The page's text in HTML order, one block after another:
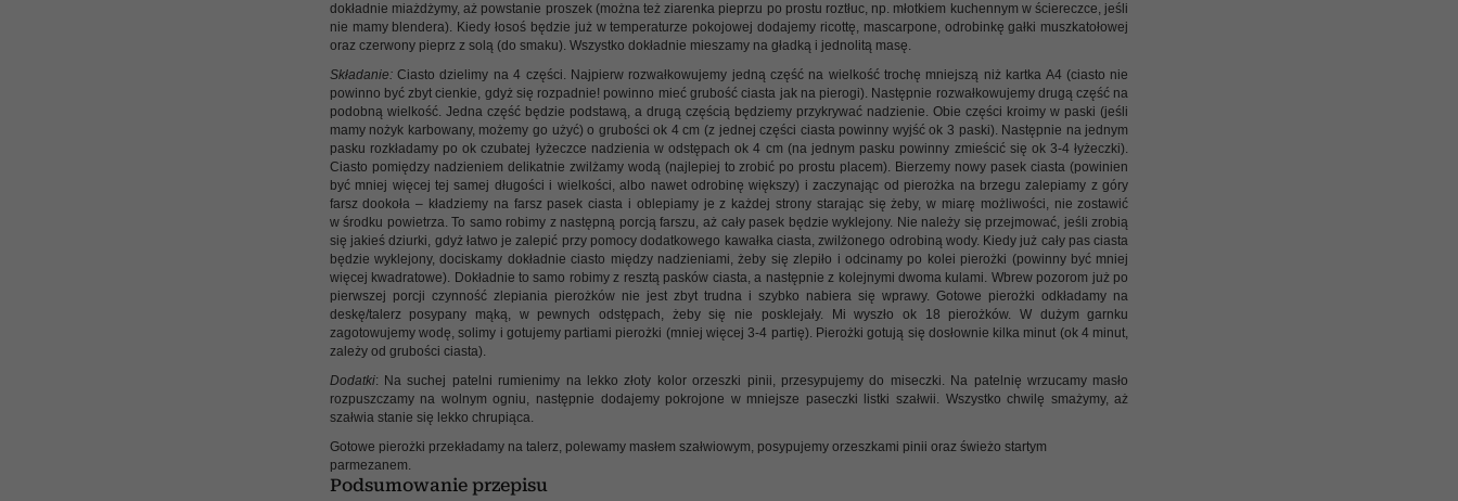
dokładnie miażdżymy, aż powstanie proszek (można też ziarenka pieprzu po prostu roztłuc, np. młotkiem kuchennym w ściereczce, jeśli
nie mamy blendera). Kiedy łosoś będzie już w temperaturze pokojowej dodajemy ricottę, mascarpone, odrobinkę gałki muszkatołowej
oraz czerwony pieprz z solą (do smaku). Wszystko dokładnie mieszamy na gładką i jednolitą masę.
Składanie:Ciasto dzielimy na 4 części. Najpierw rozwałkowujemy jedną część na wielkość trochę mniejszą niż kartka A4 (ciasto nie
powinno być zbyt cienkie, gdyż się rozpadnie! powinno mieć grubość ciasta jak na pierogi). Następnie rozwałkowujemy drugą część na
podobną wielkość. Jedna część będzie podstawą, a drugą częścią będziemy przykrywać nadzienie. Obie części kroimy w paski (jeśli
mamy nożyk karbowany, możemy go użyć) o grubości ok 4 cm (z jednej części ciasta powinny wyjść ok 3 paski). Następnie na jednym
pasku rozkładamy po ok czubatej łyżeczce nadzienia w odstępach ok 4 cm (na jednym pasku powinny zmieścić się ok 3-4 łyżeczki).
Ciasto pomiędzy nadzieniem delikatnie zwilżamy wodą (najlepiej to zrobić po prostu placem). Bierzemy nowy pasek ciasta (powinien
być mniej więcej tej samej długości i wielkości, albo nawet odrobinę większy) i zaczynając od pierożka na brzegu zalepiamy z góry
farsz dookoła – kładziemy na farsz pasek ciasta i oblepiamy je z każdej strony starając się żeby, w miarę możliwości, nie zostawić
w środku powietrza. To samo robimy z następną porcją farszu, aż cały pasek będzie wyklejony. Nie należy się przejmować, jeśli zrobią
się jakieś dziurki, gdyż łatwo je zalepić przy pomocy dodatkowego kawałka ciasta, zwilżonego odrobiną wody. Kiedy już cały pas ciasta
będzie wyklejony, dociskamy dokładnie ciasto między nadzieniami, żeby się zlepiło i odcinamy po kolei pierożki (powinny być mniej
więcej kwadratowe). Dokładnie to samo robimy z resztą pasków ciasta, a następnie z kolejnymi dwoma kulami. Wbrew pozorom już po
pierwszej porcji czynność zlepiania pierożków nie jest zbyt trudna i szybko nabiera się wprawy. Gotowe pierożki odkładamy na
deskę/talerz posypany mąką, w pewnych odstępach, żeby się nie posklejały. Mi wyszło ok 18 pierożków. W dużym garnku
zagotowujemy wodę, solimy i gotujemy partiami pierożki (mniej więcej 3-4 partię). Pierożki gotują się dosłownie kilka minut (ok 4 minut,
zależy od grubości ciasta).
Dodatki: Na suchej patelni rumienimy na lekko złoty kolor orzeszki pinii, przesypujemy do miseczki. Na patelnię wrzucamy masło
rozpuszczamy na wolnym ogniu, następnie dodajemy pokrojone w mniejsze paseczki listki szałwii. Wszystko chwilę smażymy, aż
szałwia stanie się lekko chrupiąca.
Gotowe pierożki przekładamy na talerz, polewamy masłem szałwiowym, posypujemy orzeszkami pinii oraz świeżo startym
parmezanem.
Podsumowanie przepisu